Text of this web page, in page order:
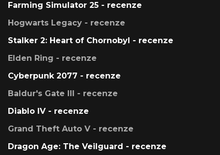
Farming Simulator 25 - recenze
Hogwarts Legacy - recenze
Stalker 2: Heart of Chornobyl - recenze
Elden Ring - recenze
Cyberpunk 2077 - recenze
Baldur's Gate III - recenze
Diablo IV - recenze
Grand Theft Auto V - recenze
Dragon Age: The Veilguard - recenze